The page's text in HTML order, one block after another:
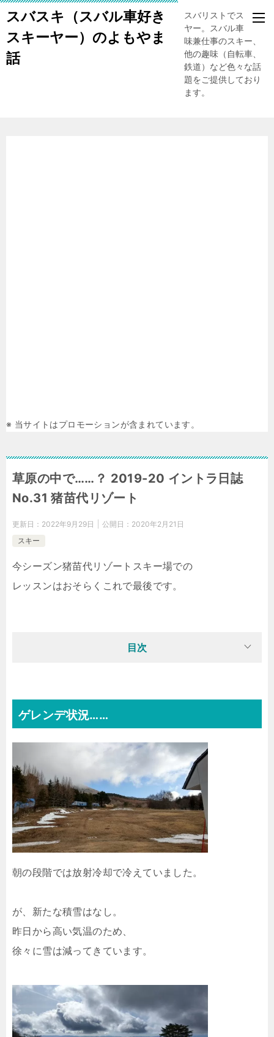
スバスキ（スバル車好き
スキーヤー）のよもやま
話
スバリストでスキー
ヤー。スバル車、趣
味兼仕事のスキー、
他の趣味（自転車、
鉄道）など色々な話
題をご提供しており
ます。
※ 当サイトはプロモーションが含まれています。
草原の中で……？ 2019-20 イントラ日誌
No.31 猪苗代リゾート
更新日： 2022年9月29日 公開日： 2020年2月21日
スキー
今シーズン猪苗代リゾートスキー場での
レッスンはおそらくこれで最後です。
目次
ゲレンデ状況……
朝の段階では放射冷却で冷えていました。
が、新たな積雪はなし。
昨日から高い気温のため、
徐々に雪は減ってきています。